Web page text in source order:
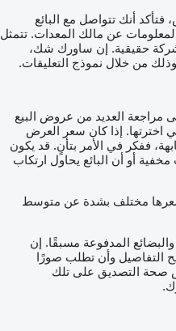
أنك تتواصل مع البائع
عن مالك المعدات. تتمثل
حقيقية. إن ساورك شك،
من خلال نموذج التعليقات.
مراجعة العديد من عروض البيع
اخترتها. إذا كان سعر العرض
ففكر في الأمر بتأنٍ. قد يكون
أو أن البائع يحاول ارتكاب
سعرها مختلف بشدة عن متوسط
المدفوعة مسبقًا. إن
وأن تطلب صورًا
صحة التصديق على تلك